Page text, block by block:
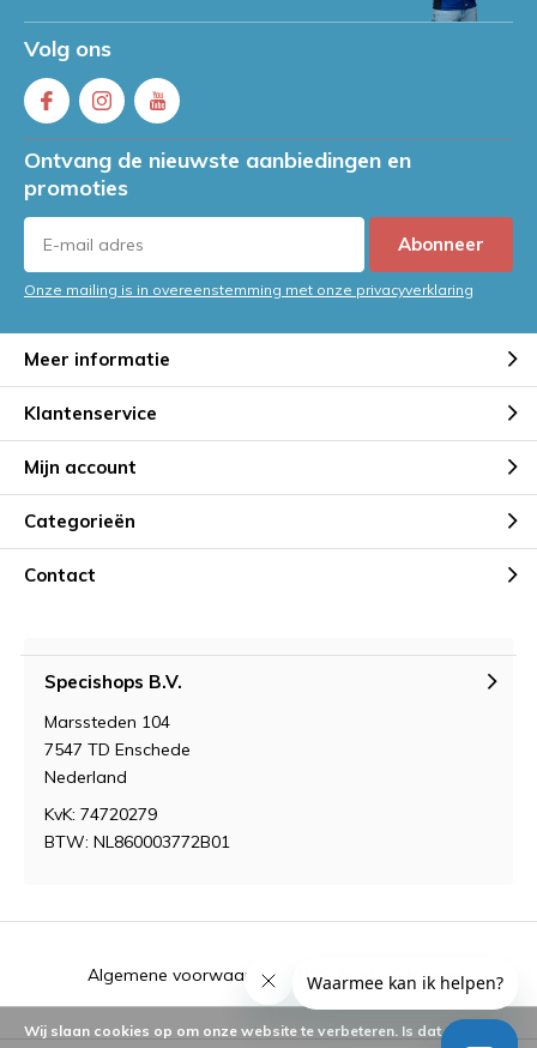
Volg ons
Ontvang de nieuwste aanbiedingen en
promoties
Abonneer
Onze mailing is in overeenstemming met onze privacyverklaring
Meer informatie
Klantenservice
Mijn account
Categorieën
Contact
Specishops B.V.
Marssteden 104
7547 TD Enschede
Nederland
KvK: 74720279
BTW: NL860003772B01
Algemene voorwaarden RSS-feed Sitemap
Wij slaan cookies op om onze website te verbeteren. Is dat akkoord?